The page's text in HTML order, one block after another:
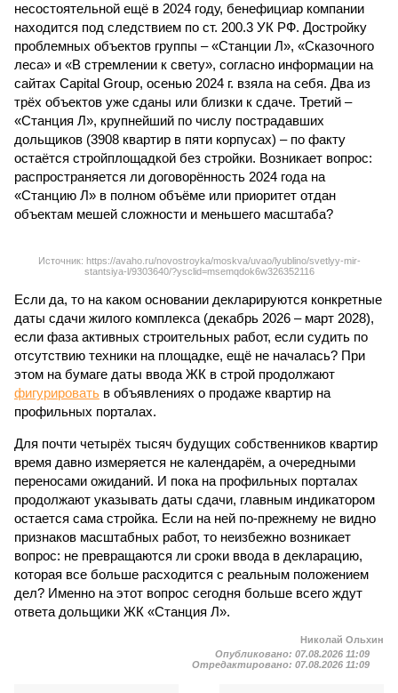
несостоятельной ещё в 2024 году, бенефициар компании
находится под следствием по ст. 200.3 УК РФ. Достройку
проблемных объектов группы – «Станции Л», «Сказочного
леса» и «В стремлении к свету», согласно информации на
сайтах Capital Group, осенью 2024 г. взяла на себя. Два из
трёх объектов уже сданы или близки к сдаче. Третий –
«Станция Л», крупнейший по числу пострадавших
дольщиков (3908 квартир в пяти корпусах) – по факту
остаётся стройплощадкой без стройки. Возникает вопрос:
распространяется ли договорённость 2024 года на
«Станцию Л» в полном объёме или приоритет отдан
объектам мешей сложности и меньшего масштаба?
Источник: https://avaho.ru/novostroyka/moskva/uvao/lyublino/svetlyy-mir-
stantsiya-l/9303640/?ysclid=msemqdok6w326352116
Если да, то на каком основании декларируются конкретные
даты сдачи жилого комплекса (декабрь 2026 – март 2028),
если фаза активных строительных работ, если судить по
отсутствию техники на площадке, ещё не началась? При
этом на бумаге даты ввода ЖК в строй продолжают
фигурировать в объявлениях о продаже квартир на
профильных порталах.
Для почти четырёх тысяч будущих собственников квартир
время давно измеряется не календарём, а очередными
переносами ожиданий. И пока на профильных порталах
продолжают указывать даты сдачи, главным индикатором
остается сама стройка. Если на ней по-прежнему не видно
признаков масштабных работ, то неизбежно возникает
вопрос: не превращаются ли сроки ввода в декларацию,
которая все больше расходится с реальным положением
дел? Именно на этот вопрос сегодня больше всего ждут
ответа дольщики ЖК «Станция Л».
Николай Ольхин
Опубликовано: 07.08.2026 11:09
Отредактировано: 07.08.2026 11:09